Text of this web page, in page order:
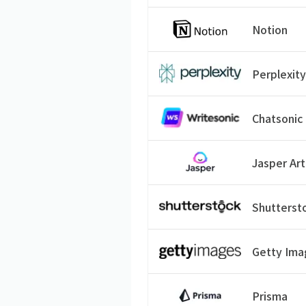
Notion
Perplexity
Chatsonic
Jasper Art
Getty
Prisma